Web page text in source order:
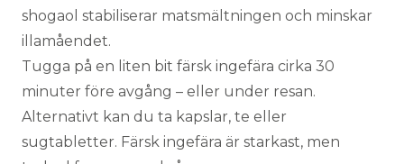
shogaol stabiliserar matsmältningen och minskar
illamåendet.
Tugga på en liten bit färsk ingefära cirka 30
minuter före avgång – eller under resan.
Alternativt kan du ta kapslar, te eller
sugtabletter. Färsk ingefära är starkast, men